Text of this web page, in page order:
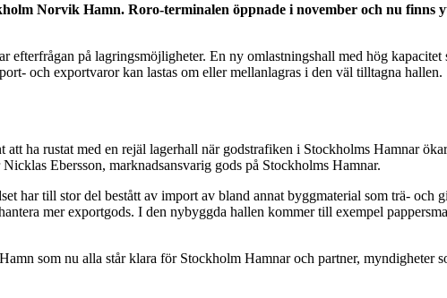
Norvik Hamn. Roro-terminalen öppnade i november och nu finns
på lagringsmöjligheter. En ny omlastningshall med hög
och exportvaror kan lastas om eller mellanlagras i den väl tilltagna hallen.
ha rustat med en rejäl lagerhall när godstrafiken i Stockholms Hamnar
Ebersson, marknadsansvarig gods på Stockholms Hamnar.
till stor del bestått av import av bland annat byggmaterial som trä- och
mer exportgods. I den nybyggda hallen kommer till exempel
som nu alla står klara för Stockholm Hamnar och partner, myndigheter